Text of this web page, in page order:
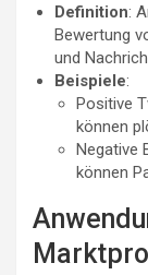
Definition:
Bewertung
und
Beispiele:
Positive
können
Negative
können